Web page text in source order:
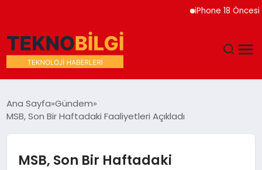
iPhone 18 Öncesi
DÜNYA
EĞITIM
Ana Sayfa Gündem
MSB, Son Bir Haftadaki Faaliyetleri Açıkladı
MSB, Son Bir Haftadaki